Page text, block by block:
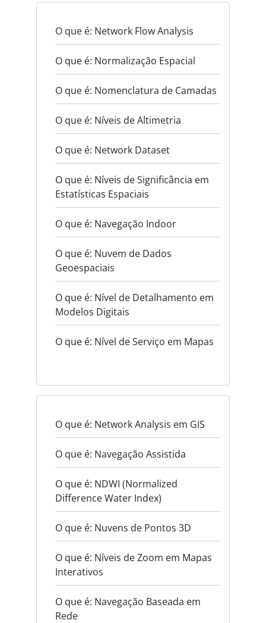
O que é: Network Flow Analysis
O que é: Normalização Espacial
O que é: Nomenclatura de Camadas
O que é: Níveis de Altimetria
O que é: Network Dataset
O que é: Níveis de Significância em
Estatísticas Espaciais
O que é: Navegação Indoor
O que é: Nuvem de Dados
Geoespaciais
O que é: Nível de Detalhamento em
Modelos Digitais
O que é: Nível de Serviço em Mapas
O que é: Network Analysis em GIS
O que é: Navegação Assistida
O que é: NDWI (Normalized
Difference Water Index)
O que é: Nuvens de Pontos 3D
O que é: Níveis de Zoom em Mapas
Interativos
O que é: Navegação Baseada em
Rede